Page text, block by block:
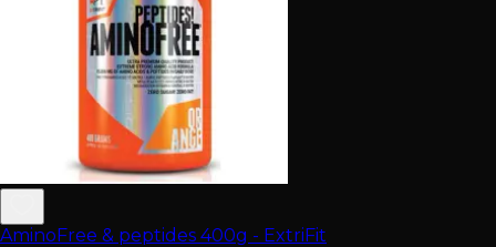
AminoFree & peptides 400g - ExtriFit